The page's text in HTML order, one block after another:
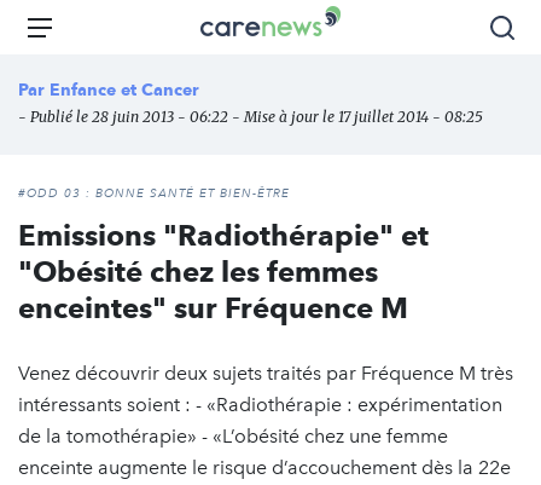
Aller
principal
Carenews,
des
l'engagement
Menu
Par Enfance et Cancer
- Publié le 28 juin 2013 - 06:22 - Mise à jour le 17 juillet 2014 - 08:25
#ODD 03 : BONNE SANTÉ ET BIEN-ÊTRE
Emissions "Radiothérapie" et
"Obésité chez les femmes
enceintes" sur Fréquence M
Venez découvrir deux sujets traités par Fréquence M très
intéressants soient : - «Radiothérapie : expérimentation
de la tomothérapie» - «L’obésité chez une femme
enceinte augmente le risque d’accouchement dès la 22e